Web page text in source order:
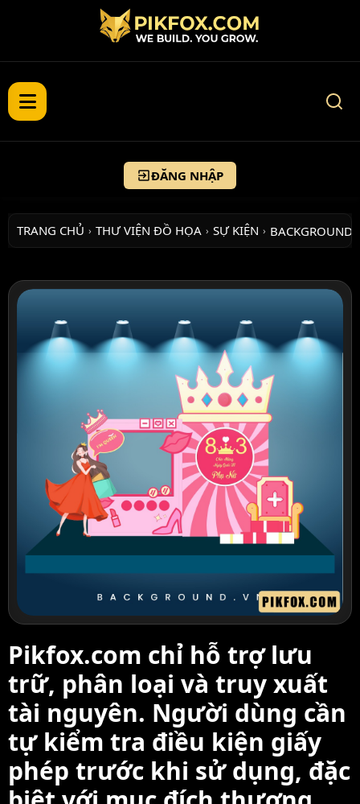
ĐĂNG NHẬP
TRANG CHỦ › THƯ VIỆN ĐỒ HỌA › SỰ KIỆN › BACKGROUND
Pikfox.com chỉ hỗ trợ lưu
trữ, phân loại và truy xuất
tài nguyên. Người dùng cần
tự kiểm tra điều kiện giấy
phép trước khi sử dụng, đặc